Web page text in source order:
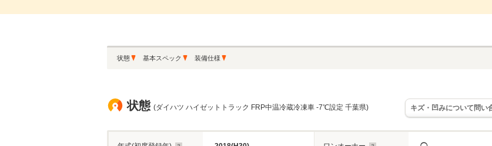
状態 基本スペック 装備仕様
状態 (ダイハツ ハイゼットトラック FRP中温冷蔵冷凍車 -7℃設定 千葉県) キズ・凹みについて問い